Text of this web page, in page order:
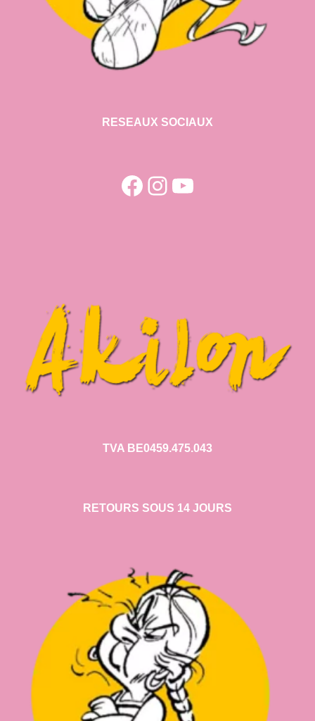
RESEAUX SOCIAUX
Facebook
Instagram
YouTube
TVA BE0459.475.043
RETOURS SOUS 14 JOURS